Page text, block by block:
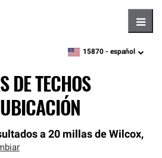
zipcode, language
15870 - español
DE TECHOS
a 20 millas de Wilcox,